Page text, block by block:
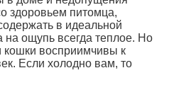
здоровьем питомца,
в идеальной
на ощупь всегда теплое. Но
кошки восприимчивы к
Если холодно вам, то